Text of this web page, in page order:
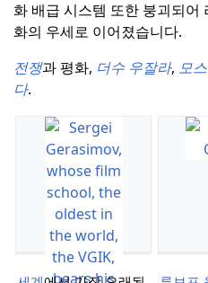
화 배급 시스템 또한 붕괴되어
화의 우세로 이어졌습니다.
전쟁과 평화, 더수 우잘라, 모
다.